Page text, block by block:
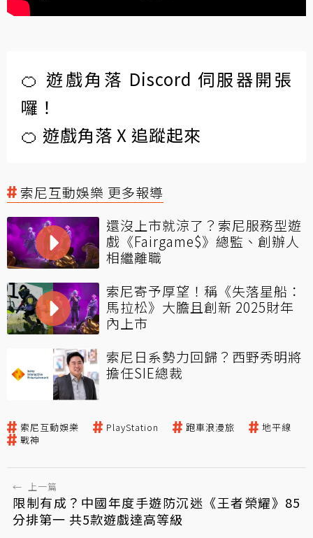
🍊 遊戲角落 Discord 伺服器開張
囉！
🍊 遊戲角落 X 追蹤起來
索尼互動娛樂 更多報導
還沒上市就涼了？索尼服務型遊
戲《Fairgame$》總監、創辦人
相繼離職
索尼寄予厚望！稱《失落星船：
馬拉松》大膽且創新 2025財年
內上市
索尼日系勢力回歸？西野秀明將
擔任SIE總裁
索尼互動娛樂 PlayStation 跑車浪漫旅
地平線
戰神
← 上一篇
限制有成？中國年度手遊防沉迷《王者榮耀》85
分排第一 共5款遊戲達高等級